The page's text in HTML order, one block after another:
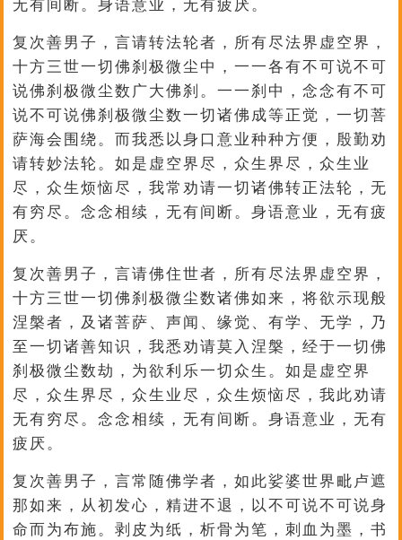
无有间断。身语意业，无有疲厌。
复次善男子，言请转法轮者，所有尽法界虚空界，
十方三世一切佛刹极微尘中，一一各有不可说不可
说佛刹极微尘数广大佛刹。一一刹中，念念有不可
说不可说佛刹极微尘数一切诸佛成等正觉，一切菩
萨海会围绕。而我悉以身口意业种种方便，殷勤劝
请转妙法轮。如是虚空界尽，众生界尽，众生业
尽，众生烦恼尽，我常劝请一切诸佛转正法轮，无
有穷尽。念念相续，无有间断。身语意业，无有疲
厌。
复次善男子，言请佛住世者，所有尽法界虚空界，
十方三世一切佛刹极微尘数诸佛如来，将欲示现般
涅槃者，及诸菩萨、声闻、缘觉、有学、无学，乃
至一切诸善知识，我悉劝请莫入涅槃，经于一切佛
刹极微尘数劫，为欲利乐一切众生。如是虚空界
尽，众生界尽，众生业尽，众生烦恼尽，我此劝请
无有穷尽。念念相续，无有间断。身语意业，无有
疲厌。
复次善男子，言常随佛学者，如此娑婆世界毗卢遮
那如来，从初发心，精进不退，以不可说不可说身
命而为布施。剥皮为纸，析骨为笔，刺血为墨，书